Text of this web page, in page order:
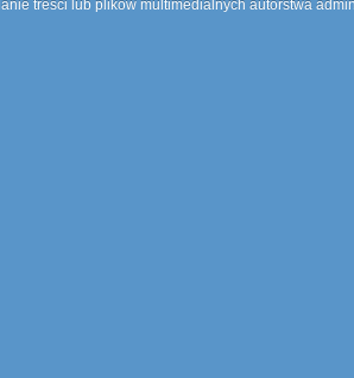
treści lub plików multimedialnych autorstwa